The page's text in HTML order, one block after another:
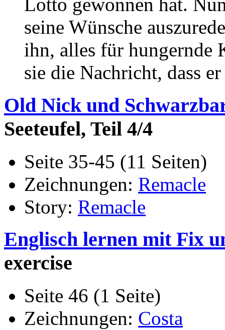
Lotto gewonnen hat.
seine Wünsche
ihn, alles für hungernde
sie die Nachricht, dass
Old Nick und
Seeteufel, Teil 4/4
Seite 35-45 (11 Seiten)
Zeichnungen: Remacle
Story: Remacle
Englisch lernen mit Fix
exercise
Seite 46 (1 Seite)
Zeichnungen: Costa